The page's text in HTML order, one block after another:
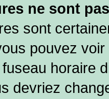
ne sont
sont
pouvez
horaire
devriez